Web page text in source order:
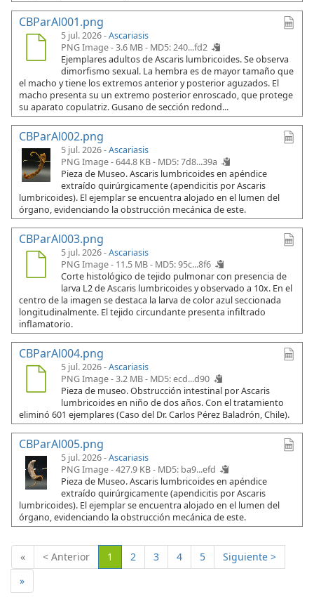
CBParAl001.png
5 jul. 2026 -Ascariasis
PNG Image - 3.6 MB - MD5: 240...fd2
Ejemplares adultos de Ascaris lumbricoides. Se observa
dimorfismo sexual. La hembra es de mayor tamaño que
el macho y tiene los extremos anterior y posterior aguzados. El
macho presenta su un extremo posterior enroscado, que protege
su aparato copulatriz. Gusano de sección redond...
CBParAl002.png
5 jul. 2026 -Ascariasis
PNG Image - 644.8 KB - MD5: 7d8...39a
Pieza de Museo. Ascaris lumbricoides en apéndice
extraído quirúrgicamente (apendicitis por Ascaris
lumbricoides). El ejemplar se encuentra alojado en el lumen del
órgano, evidenciando la obstrucción mecánica de este.
CBParAl003.png
5 jul. 2026 -Ascariasis
PNG Image - 11.5 MB - MD5: 95c...8f6
Corte histológico de tejido pulmonar con presencia de
larva L2 de Ascaris lumbricoides y observado a 10x. En el
centro de la imagen se destaca la larva de color azul seccionada
longitudinalmente. El tejido circundante presenta infiltrado
inflamatorio.
CBParAl004.png
5 jul. 2026 -Ascariasis
PNG Image - 3.2 MB - MD5: ecd...d90
Pieza de museo. Obstrucción intestinal por Ascaris
lumbricoides en niño de dos años. Con el tratamiento
eliminó 601 ejemplares (Caso del Dr. Carlos Pérez Baladrón, Chile).
CBParAl005.png
5 jul. 2026 -Ascariasis
PNG Image - 427.9 KB - MD5: ba9...efd
Pieza de Museo. Ascaris lumbricoides en apéndice
extraído quirúrgicamente (apendicitis por Ascaris
lumbricoides). El ejemplar se encuentra alojado en el lumen del
órgano, evidenciando la obstrucción mecánica de este.
« < Anterior 1 (Actual)
2 3 4 5
Siguiente >
»